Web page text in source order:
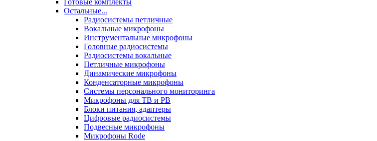
Готовые комплекты
Остальные...
Радиосистемы петличные
Вокальные микрофоны
Инструментальные микрофоны
Головные радиосистемы
Радиосистемы вокальные
Петличные микрофоны
Динамические микрофоны
Конденсаторные микрофоны
Системы персонального мониторинга
Микрофоны для ТВ и РВ
Блоки питания, адаптеры
Цифровые радиосистемы
Подвесные микрофоны
Микрофоны Rode